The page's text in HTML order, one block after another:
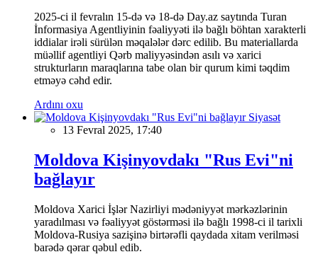
2025-ci il fevralın 15-də və 18-də Day.az saytında Turan
İnformasiya Agentliyinin fəaliyyəti ilə bağlı böhtan xarakterli
iddialar irəli sürülən məqalələr dərc edilib. Bu materiallarda
müəllif agentliyi Qərb maliyyəsindən asılı və xarici
strukturların maraqlarına tabe olan bir qurum kimi təqdim
etməyə cəhd edir.
Ardını oxu
Siyasət
13 Fevral 2025, 17:40
Moldova Kişinyovdakı "Rus Evi"ni
bağlayır
Moldova Xarici İşlər Nazirliyi mədəniyyət mərkəzlərinin
yaradılması və fəaliyyət göstərməsi ilə bağlı 1998-ci il tarixli
Moldova-Rusiya sazişinə birtərəfli qaydada xitam verilməsi
barədə qərar qəbul edib.